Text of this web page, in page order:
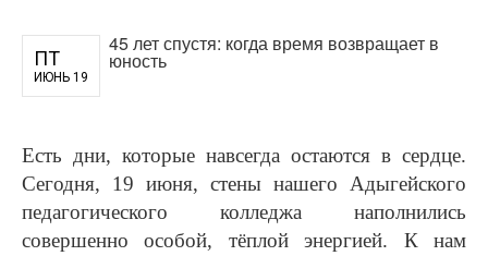
ПТ
ИЮНЬ 19
45 лет спустя: когда время возвращает в
юность
Есть дни, которые навсегда остаются в сердце.
Сегодня, 19 июня, стены нашего Адыгейского
педагогического колледжа наполнились
совершенно особой, тёплой энергией. К нам